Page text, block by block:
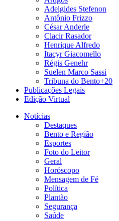
Adelgides Stefenon
Antônio Frizzo
César Anderle
Clacir Rasador
Henrique Alfredo
Itacyr Giacomello
Régis Genehr
Suelen Marco Sassi
Tribuna do Bento+20
Publicações Legais
Edição Virtual
Notícias
Destaques
Bento e Região
Esportes
Foto do Leitor
Geral
Horóscopo
Mensagem de Fé
Política
Plantão
Segurança
Saúde